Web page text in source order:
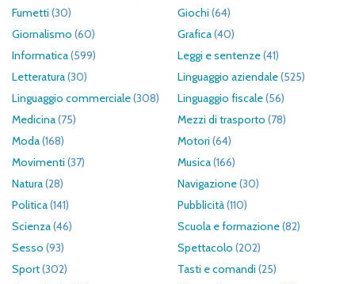
Fumetti (30) Giochi (64)
Giornalismo (60) Grafica(40)
Informatica(599) Leggi e sentenze(41)
Letteratura(30) Linguaggio aziendale(525)
Linguaggio commerciale(308) Linguaggio fiscale(56)
Medicina(75) Mezzi di trasporto (78)
Moda(168) Motori (64)
Movimenti (37) Musica(166)
Natura(28) Navigazione(30)
Politica(141) Pubblicità(110)
Scienza(46) Scuola e formazione(82)
Sesso (93) Spettacolo (202)
Sport(302) Tasti e comandi (25)